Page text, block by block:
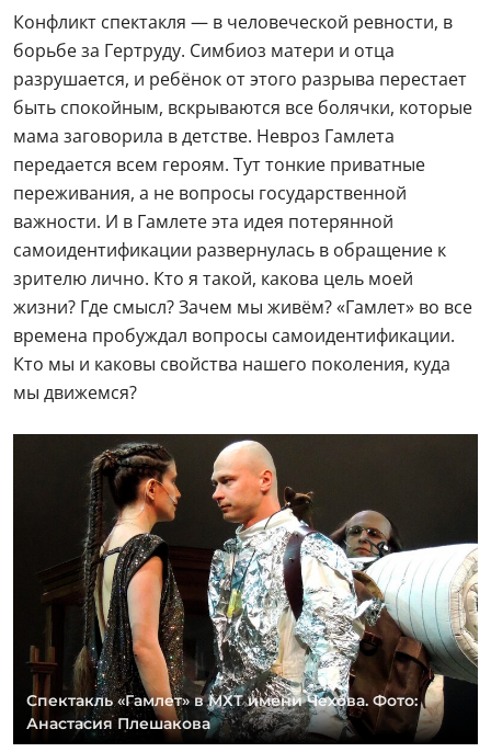
Конфликт спектакля — в человеческой ревности, в
борьбе за Гертруду. Симбиоз матери и отца
разрушается, и ребёнок от этого разрыва перестает
быть спокойным, вскрываются все болячки, которые
мама заговорила в детстве. Невроз Гамлета
передается всем героям. Тут тонкие приватные
переживания, а не вопросы государственной
важности. И в Гамлете эта идея потерянной
самоидентификации развернулась в обращение к
зрителю лично. Кто я такой, какова цель моей
жизни? Где смысл? Зачем мы живём? «Гамлет» во все
времена пробуждал вопросы самоидентификации.
Кто мы и каковы свойства нашего поколения, куда
мы движемся?
Спектакль «Гамлет» в МХТ имени Чехова. Фото:
Анастасия Плешакова